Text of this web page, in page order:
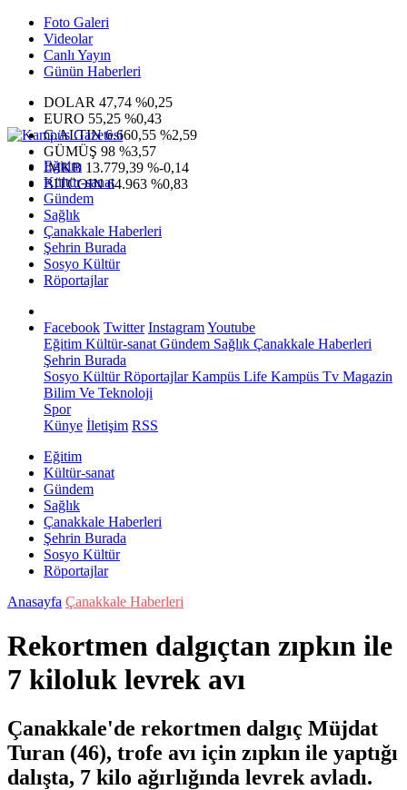
Foto Galeri
Videolar
Canlı Yayın
Günün Haberleri
DOLAR 47,74 %0,25
EURO 55,25 %0,43
G.ALTIN6.660,55 %2,59
GÜMÜŞ 98 %3,57
IMKB 13.779,39 %-0,14
BITCOIN64.963 %0,83
Eğitim
Kültür-sanat
Gündem
Sağlık
Çanakkale Haberleri
Şehrin Burada
Sosyo Kültür
Röportajlar
Facebook Twitter InstagramYoutube
Eğitim Kültür-sanat Gündem Sağlık Çanakkale Haberleri
Şehrin Burada
Sosyo KültürRöportajlarKampüs Life Kampüs Tv Magazin
Bilim Ve Teknoloji
Spor
Künye İletişim RSS
Eğitim
Kültür-sanat
Gündem
Sağlık
Çanakkale Haberleri
Şehrin Burada
Sosyo Kültür
Röportajlar
Anasayfa Çanakkale Haberleri
Rekortmen dalgıçtan zıpkın ile
7 kiloluk levrek avı
Çanakkale'de rekortmen dalgıç Müjdat
Turan (46), trofe avı için zıpkın ile yaptığı
dalışta, 7 kilo ağırlığında levrek avladı.